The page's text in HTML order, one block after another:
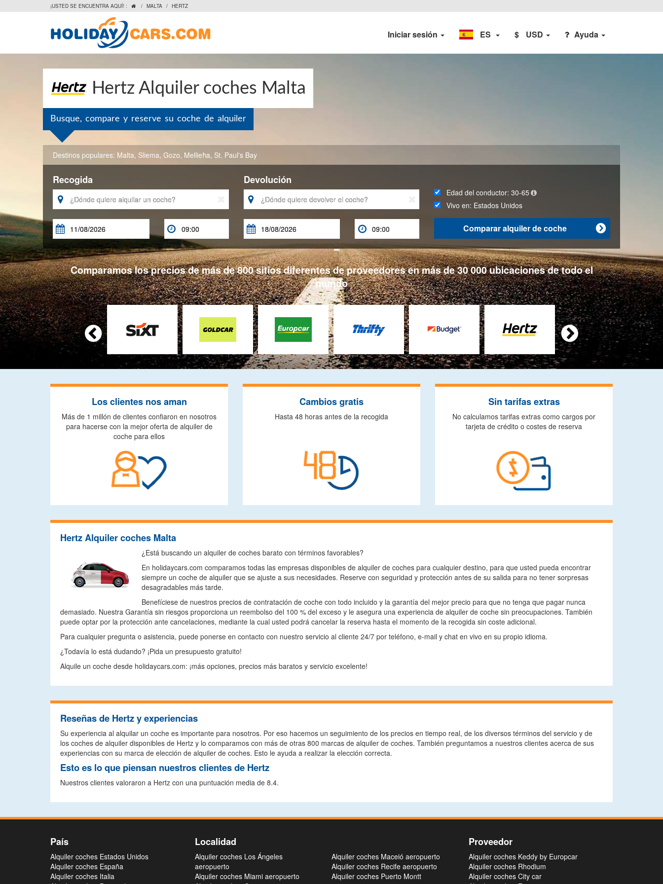
¡USTED SE ENCUENTRA AQUÍ! :  / MALTA / HERTZ
Iniciar sesión ES $ USD Ayuda
Hertz Alquiler coches Malta
Busque, compare y reserve su coche de alquiler
Destinos populares: Malta, Sliema, Gozo, Mellieħa, St. Paul's Bay
Recogida

 
Devolución

 
Edad del conductor:30-65
Vivo en: Estados Unidos

Comparar alquiler de coche
Comparamos los precios de más de 800 sitios diferentes de proveedores en más de 30 000 ubicaciones de todo el
mundo
 
Los clientes nos aman
Más de 1 millón de clientes confiaron en nosotros
para hacerse con la mejor oferta de alquiler de
coche para ellos
Cambios gratis
Hasta 48 horas antes de la recogida
Sin tarifas extras
No calculamos tarifas extras como cargos por
tarjeta de crédito o costes de reserva
Hertz Alquiler coches Malta
¿Está buscando un alquiler de coches barato con términos favorables?
En holidaycars.com comparamos todas las empresas disponibles de alquiler de coches para cualquier destino, para que usted pueda encontrar
siempre un coche de alquiler que se ajuste a sus necesidades. Reserve con seguridad y protección antes de su salida para no tener sorpresas
desagradables más tarde.
Benefíciese de nuestros precios de contratación de coche con todo incluido y la garantía del mejor precio para que no tenga que pagar nunca
demasiado. Nuestra Garantía sin riesgos proporciona un reembolso del 100 % del exceso y le asegura una experiencia de alquiler de coche sin preocupaciones. También
puede optar por la protección ante cancelaciones, mediante la cual usted podrá cancelar la reserva hasta el momento de la recogida sin coste adicional.
Para cualquier pregunta o asistencia, puede ponerse en contacto con nuestro servicio al cliente 24/7 por teléfono, e-mail y chat en vivo en su propio idioma.
¿Todavía lo está dudando? ¡Pida un presupuesto gratuito!
Alquile un coche desde holidaycars.com: ¡más opciones, precios más baratos y servicio excelente!
Reseñas de Hertz y experiencias
Su experiencia al alquilar un coche es importante para nosotros. Por eso hacemos un seguimiento de los precios en tiempo real, de los diversos términos del servicio y de
los coches de alquiler disponibles de Hertz y lo comparamos con más de otras 800 marcas de alquiler de coches. También preguntamos a nuestros clientes acerca de sus
experiencias con su marca de elección de alquiler de coches. Esto le ayuda a realizar la elección correcta.
Esto es lo que piensan nuestros clientes de Hertz
Nuestros clientes valoraron a Hertz con una puntuación media de 8.4.
País
Alquiler coches Estados Unidos
Alquiler coches España
Alquiler coches Italia
Localidad
Alquiler coches Los Ángeles
aeropuerto
Alquiler coches Miami aeropuerto
Alquiler coches Maceió aeropuerto
Alquiler coches Recife aeropuerto
Alquiler coches Puerto Montt
Proveedor
Alquiler coches Keddy by Europcar
Alquiler coches Rhodium
Alquiler coches City car